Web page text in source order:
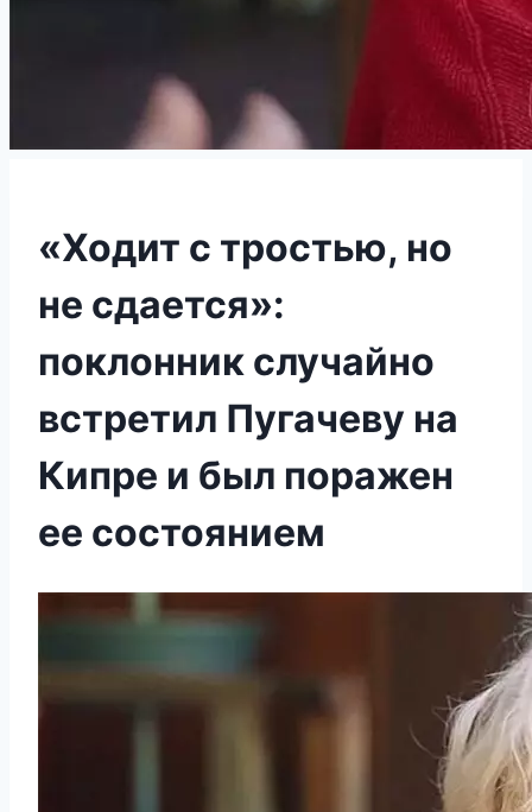
«Ходит с тростью, но
не сдается»:
поклонник случайно
встретил Пугачеву на
Кипре и был поражен
ее состоянием